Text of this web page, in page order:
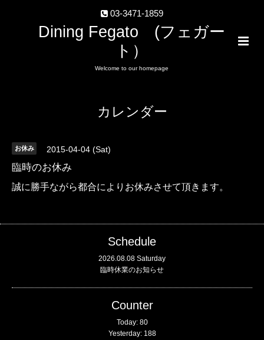
03-3471-1859
Dining Fegato (フェガー
ト）
Welcome to our homepage
カレンダー
お休み 2015-04-04 (Sat)
臨時のお休み
誠に勝手ながら都合によりお休みさせて頂きます。
Schedule
2026.08.08 Saturday
臨時休業のお知らせ
Counter
Today: 80
Yesterday: 188